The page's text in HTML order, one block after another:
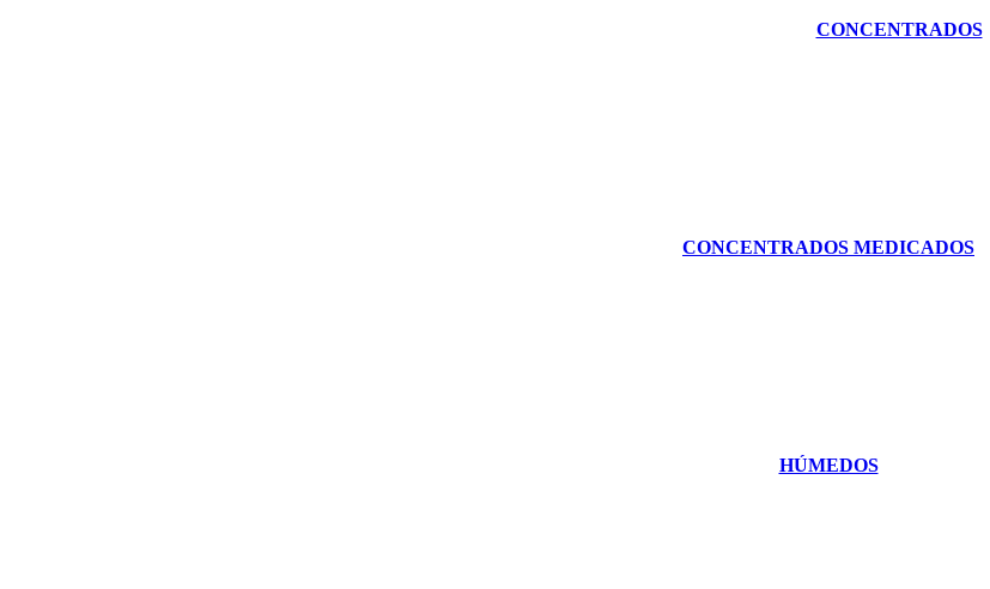
CONCENTRADOS
CONCENTRADOS MEDICADOS
HÚMEDOS